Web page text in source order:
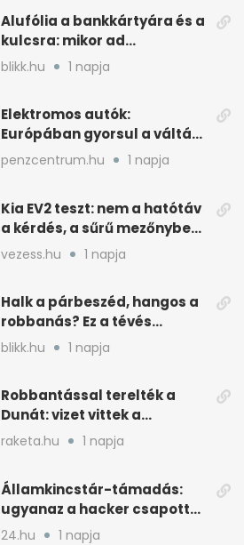
Alufólia a bankkártyára és a
kulcsra: mikor ad
pluszvédelmet?
blikk.hu 1 napja
Elektromos autók:
Európában gyorsul a váltás,
Magyarország
lemaradóban
penzcentrum.hu 1 napja
Kia EV2 teszt: nem a hatótáv
a kérdés, a sűrű mezőnyben
dől el
vezess.hu 1 napja
Halk a párbeszéd, hangos a
robbanás? Ez a tévés
beállítás segít
blikk.hu 1 napja
Robbantással terelték a
Dunát: vizet vittek a
cernavodai atomerőmű felé
raketa.hu 1 napja
Államkincstár-támadás:
ugyanaz a hacker csapott
le, mint Romániában
24.hu 1 napja